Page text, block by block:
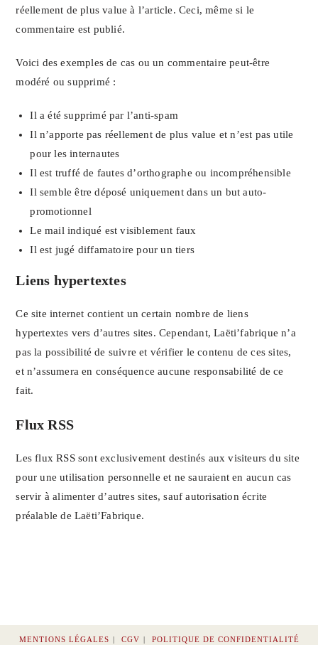
réellement de plus value à l’article. Ceci, même si le
commentaire est publié.
Voici des exemples de cas ou un commentaire peut-être
modéré ou supprimé :
Il a été supprimé par l’anti-spam
Il n’apporte pas réellement de plus value et n’est pas utile
pour les internautes
Il est truffé de fautes d’orthographe ou incompréhensible
Il semble être déposé uniquement dans un but auto-
promotionnel
Le mail indiqué est visiblement faux
Il est jugé diffamatoire pour un tiers
Liens hypertextes
Ce site internet contient un certain nombre de liens
hypertextes vers d’autres sites. Cependant, Laëti’fabrique n’a
pas la possibilité de suivre et vérifier le contenu de ces sites,
et n’assumera en conséquence aucune responsabilité de ce
fait.
Flux RSS
Les flux RSS sont exclusivement destinés aux visiteurs du site
pour une utilisation personnelle et ne sauraient en aucun cas
servir à alimenter d’autres sites, sauf autorisation écrite
préalable de Laëti’Fabrique.
MENTIONS LÉGALES CGV POLITIQUE DE CONFIDENTIALITÉ